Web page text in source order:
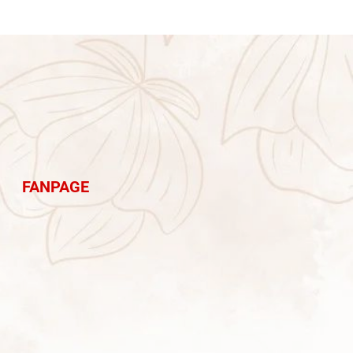
hòa – trọn vẹn ý nghĩa, việc chuẩn bị
mâm quả, trang trí gia tiên và không
gian lễ là yếu tố không thể xem nhẹ.
Với nhiều năm kinh nghiệm tại
TP.HCM, Cưới Hỏi Long Phụng chia sẻ
cẩm nang chi tiết giúp gia đình và cặp
đôi chuẩn bị lễ Tân Hôn đúng chuẩn,
tiết kiệm thời gian nhưng vẫn giữ trọn
giá trị truyền thống.
FANPAGE